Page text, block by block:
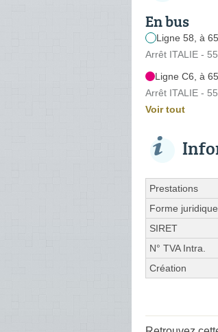
En bus
Ligne 58, à
Arrêt ITALIE -
Ligne C6, à
Arrêt ITALIE -
Voir tout
Prestations
Forme juridique
SIRET
N° TVA Intra.
Création